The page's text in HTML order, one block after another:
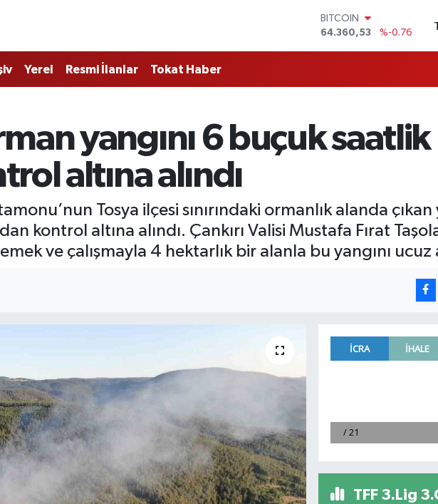
DOLAR
47,7069
%0.17
64,1897
%0.02
BİST100
13.887
%64
Yerel Resmi İlanlar Tokat Haber
yangını 6 buçuk saatlik
altına alındı
Tosya ilçesi sınırındaki ormanlık alanda
kontrol altına alındı. Çankırı Valisi Mustafa Fırat
ve çalışmayla 4 hektarlık bir alanla bu yangını
TFF 3.Lig